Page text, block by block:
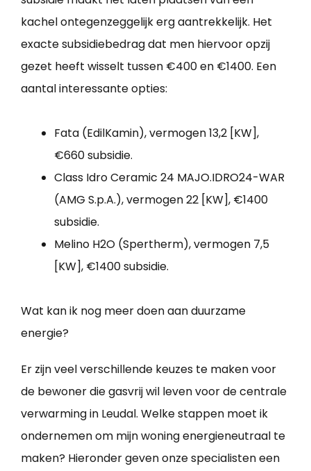
kachel ontegenzeggelijk erg aantrekkelijk. Het
exacte subsidiebedrag dat men hiervoor opzij
gezet heeft wisselt tussen €400 en €1400. Een
aantal interessante opties:
Fata (EdilKamin), vermogen 13,2 [KW],
€660 subsidie.
Class Idro Ceramic 24 MAJO.IDRO24-WAR
(AMG S.p.A.), vermogen 22 [KW], €1400
subsidie.
Melino H2O (Spertherm), vermogen 7,5
[KW], €1400 subsidie.
Wat kan ik nog meer doen aan duurzame
energie?
Er zijn veel verschillende keuzes te maken voor
de bewoner die gasvrij wil leven voor de centrale
verwarming in Leudal. Welke stappen moet ik
ondernemen om mijn woning energieneutraal te
maken? Hieronder geven onze specialisten een